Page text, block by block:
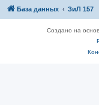
База данных ЗиЛ 157
Создано на